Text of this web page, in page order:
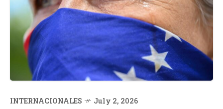
INTERNACIONALES July 2, 2026